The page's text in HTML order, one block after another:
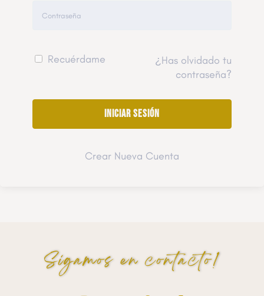
Recuérdame
¿Has olvidado tu
contraseña?
Crear Nueva Cuenta
Sigamos en contacto!